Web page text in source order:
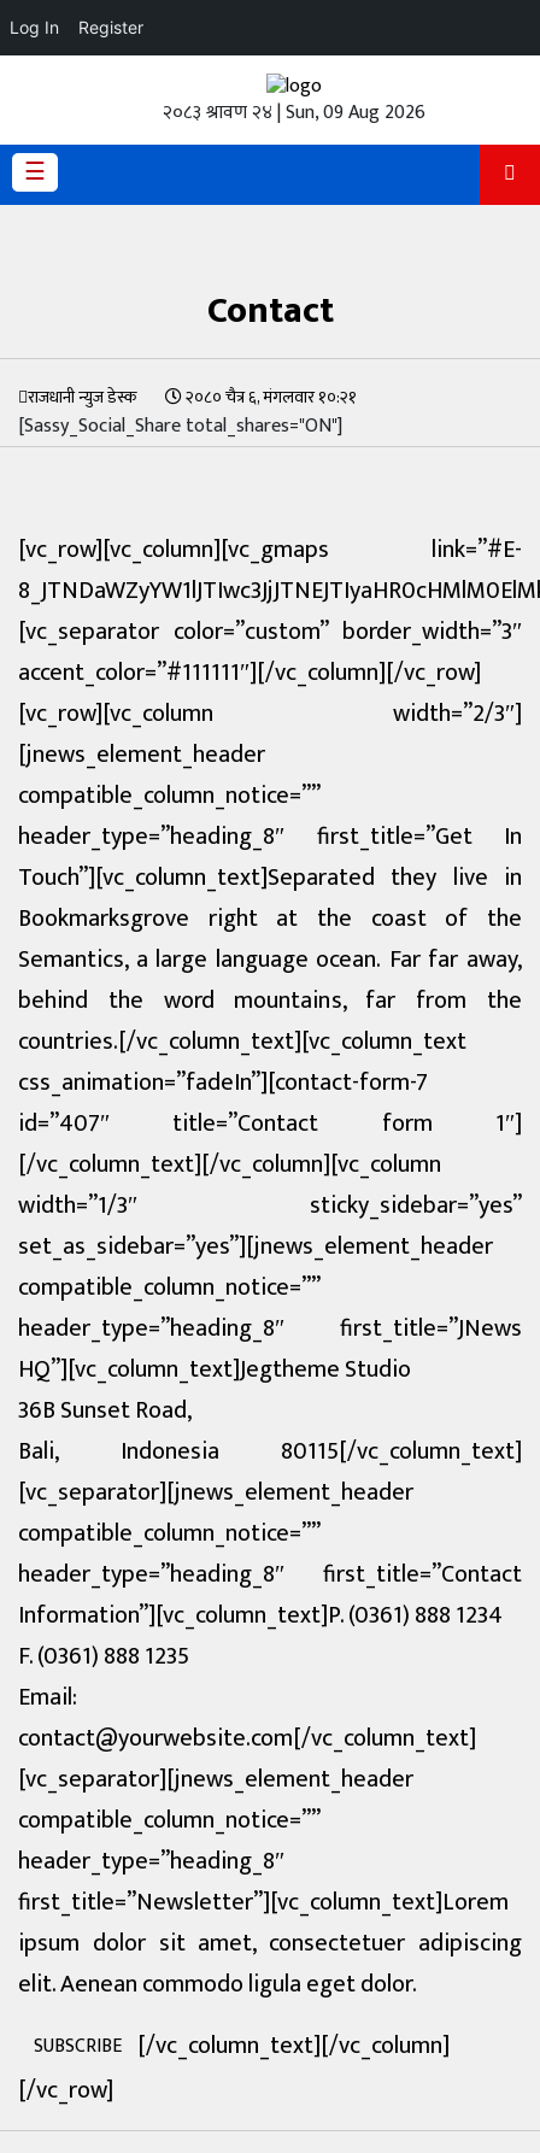
Log In Register
२०८३ श्रावण २४ | Sun, 09 Aug 2026
☰
अपडेट
राजनीति
खेलकुद
शिक्षा
अन्य
Contact
राजधानी न्युज डेस्क २०८० चैत्र ६, मंगलवार १०:२१
[Sassy_Social_Share total_shares="ON"]
[vc_row][vc_column][vc_gmaps link=”#E-
[vc_separator color=”custom” border_width=”3″
accent_color=”#111111″][/vc_column][/vc_row]
[vc_row][vc_column width=”2/3″]
[jnews_element_header
compatible_column_notice=””
header_type=”heading_8″ first_title=”Get In
Touch”][vc_column_text]Separated they live in
Bookmarksgrove right at the coast of the
Semantics, a large language ocean. Far far away,
behind the word mountains, far from the
countries.[/vc_column_text][vc_column_text
css_animation=”fadeIn”][contact-form-7
id=”407″ title=”Contact form 1″]
[/vc_column_text][/vc_column][vc_column
width=”1/3″ sticky_sidebar=”yes”
set_as_sidebar=”yes”][jnews_element_header
compatible_column_notice=””
header_type=”heading_8″ first_title=”JNews
HQ”][vc_column_text]Jegtheme Studio
36B Sunset Road,
Bali, Indonesia 80115[/vc_column_text]
[vc_separator][jnews_element_header
compatible_column_notice=””
header_type=”heading_8″ first_title=”Contact
Information”][vc_column_text]P. (0361) 888 1234
F. (0361) 888 1235
Email:
contact@yourwebsite.com[/vc_column_text]
[vc_separator][jnews_element_header
compatible_column_notice=””
header_type=”heading_8″
first_title=”Newsletter”][vc_column_text]Lorem
ipsum dolor sit amet, consectetuer adipiscing
elit. Aenean commodo ligula eget dolor.
SUBSCRIBE [/vc_column_text][/vc_column]
[/vc_row]